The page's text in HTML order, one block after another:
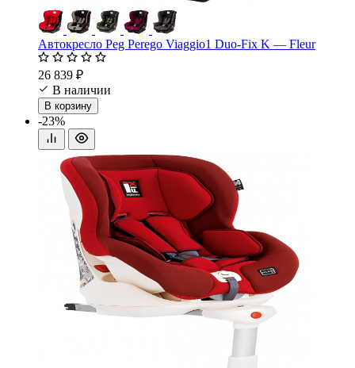
Автокресло Peg Perego Viaggio1 Duo-Fix K — Fleur
26 839 ₽
В наличии
В корзину
-23%